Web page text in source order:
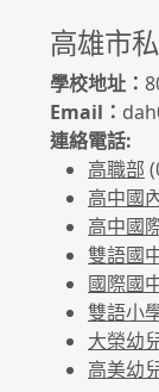
高雄市
學校地址：
Email：
連絡電話:
高職部
高中國
高中國
雙語國
國際國
雙語小
大榮幼
高美幼